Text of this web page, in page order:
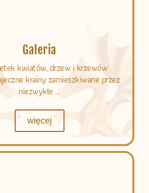
Galeria
kwiatów, drzew i krzewów
krainy zamieszkiwane przez
niezwykłe ...
więcej